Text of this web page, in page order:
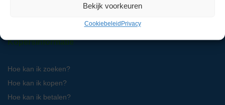
Bekijk voorkeuren
Cookiebeleid Privacy
finance@labmakelaar.com
Kopersinformatie
Hoe kan ik zoeken?
Hoe kan ik kopen?
Hoe kan ik betalen?